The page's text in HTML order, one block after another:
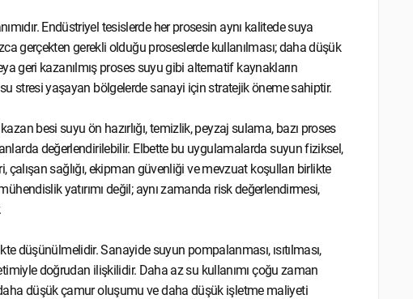
Endüstriyel tesislerde her prosesin aynı kalitede suya
gerçekten gerekli olduğu proseslerde kullanılması; daha düşük
geri kazanılmış proses suyu gibi alternatif kaynakların
stresi yaşayan bölgelerde sanayi için stratejik öneme sahiptir.
besi suyu ön hazırlığı, temizlik, peyzaj sulama, bazı proses
değerlendirilebilir. Elbette bu uygulamalarda suyun fiziksel,
sağlığı, ekipman güvenliği ve mevzuat koşulları birlikte
yatırımı değil; aynı zamanda risk değerlendirmesi,
düşünülmelidir. Sanayide suyun pompalanması, ısıtılması,
doğrudan ilişkilidir. Daha az su kullanımı çoğu zaman
düşük çamur oluşumu ve daha düşük işletme maliyeti